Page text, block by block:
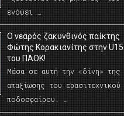
ενόψει …
O νεαρός ζακυνθινός παίκτης
Φώτης Κορακιανίτης στην U15
του ΠΑΟΚ!
Μέσα σε αυτή την «δίνη» της
απαξίωσης του ερασιτεχνικού
ποδοσφαίρου. …